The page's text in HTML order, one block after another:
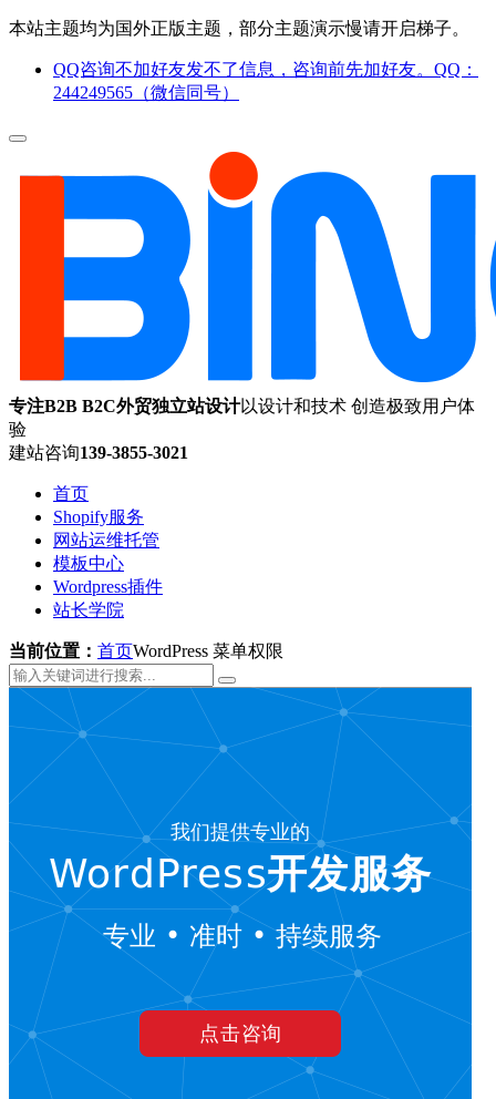
本站主题均为国外正版主题，部分主题演示慢请开启梯子。
QQ咨询不加好友发不了信息，咨询前先加好友。QQ：
244249565（微信同号）
专注B2B B2C外贸独立站设计以设计和技术 创造极致用户体
验
建站咨询139-3855-3021
首页
Shopify服务
网站运维托管
模板中心
Wordpress插件
站长学院
当前位置： 首页WordPress 菜单权限